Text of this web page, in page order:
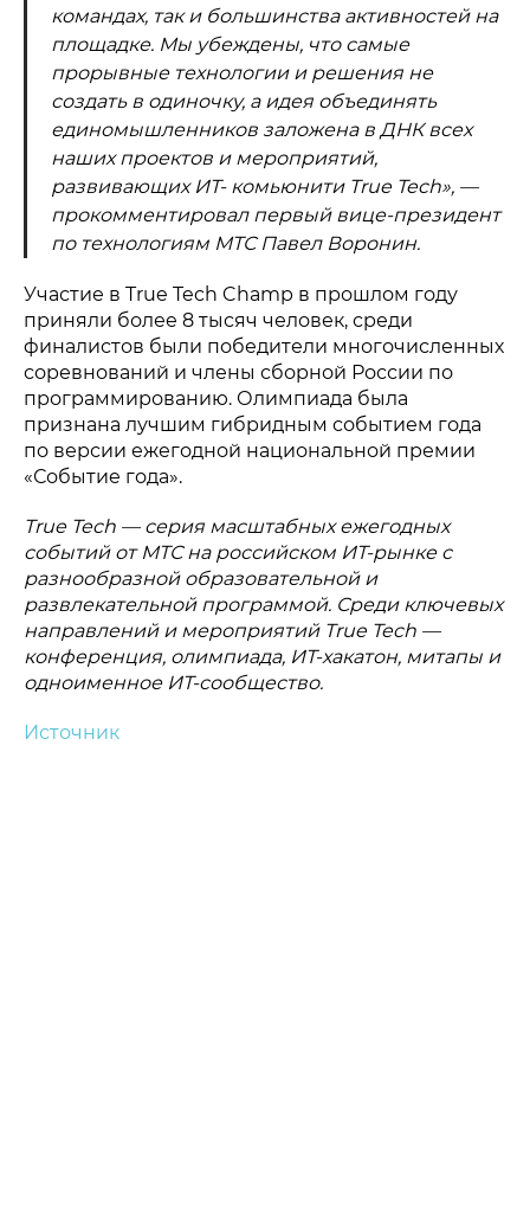
командах, так и большинства активностей на
площадке. Мы убеждены, что самые
прорывные технологии и решения не
создать в одиночку, а идея объединять
единомышленников заложена в ДНК всех
наших проектов и мероприятий,
развивающих ИТ- комьюнити True Tech», —
прокомментировал первый вице-президент
по технологиям МТС Павел Воронин.
Участие в True Tech Champ в прошлом году
приняли более 8 тысяч человек, среди
финалистов были победители многочисленных
соревнований и члены сборной России по
программированию. Олимпиада была
признана лучшим гибридным событием года
по версии ежегодной национальной премии
«Событие года».
True Tech — серия масштабных ежегодных
событий от МТС на российском ИТ-рынке с
разнообразной образовательной и
развлекательной программой. Среди ключевых
направлений и мероприятий True Tech —
конференция, олимпиада, ИТ-хакатон, митапы и
одноименное ИТ-сообщество.
Источник
© 2015-2026 НАУРР. Все права защищены. При использовании
материалов ссылка на ROBOTUNION.RU — обязательна
Политика конфиденциальности
© 2015-2026 НАУРР. Все права защищены.
обязательна